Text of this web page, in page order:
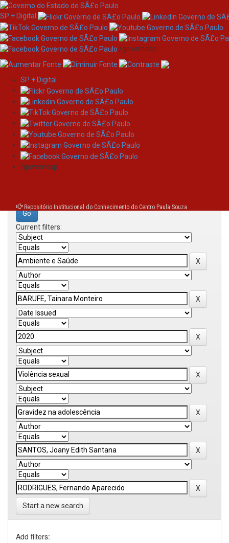
Skip
navigation
SP + Digital
/governosp
SP + Digital
/governosp
Repositório Institucional do Conhecimento do Centro Paula Souza
Search
Search:
Current filters:
Start a new search
Add filters: